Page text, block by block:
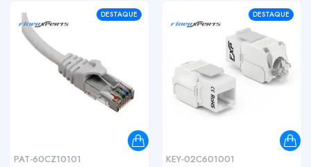
DESTAQUE
PAT-60CZ10101
DESTAQUE
KEY-02C601001